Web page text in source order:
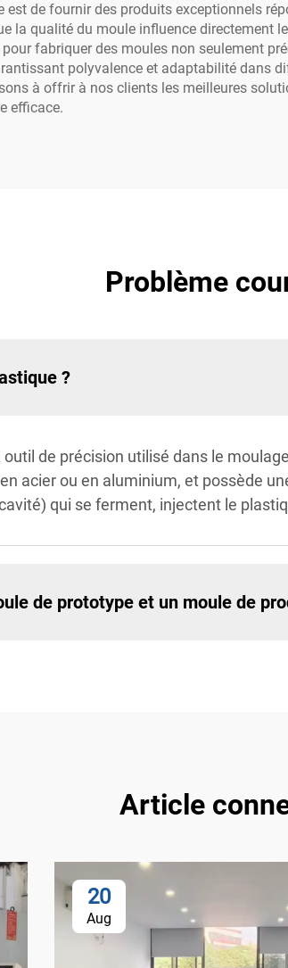
de fournir des produits exceptionnels
la qualité du moule influence directement
fabriquer des moules non seulement
polyvalence et adaptabilité dans
à offrir à nos clients les meilleures
efficace.
Problème
?
de précision utilisé dans le
acier ou en aluminium, et possède
qui se ferment, injectent le
de prototype et un moule de
Article
20
Aug